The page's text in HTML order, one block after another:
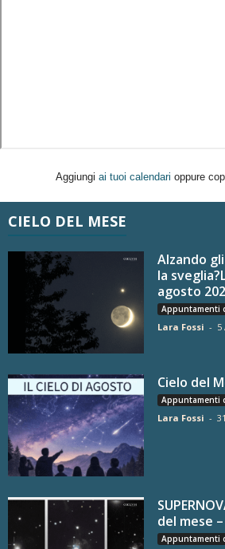
Aggiungi ai tuoi calendari oppure
CIELO DEL MESE
Alzando
la
agosto
Appuntamenti
Lara Fossi - 5
Cielo del
Appuntamenti
Lara Fossi -
del mese
Appuntamenti